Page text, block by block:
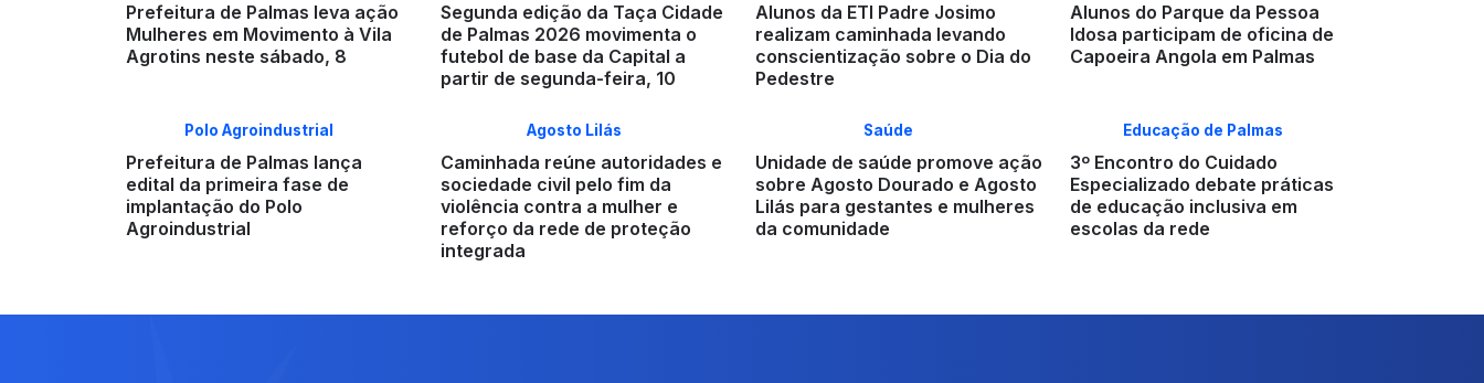
Prefeitura de Palmas leva ação
Mulheres em Movimento à Vila
Agrotins neste sábado, 8
Segunda edição da Taça Cidade
de Palmas 2026 movimenta o
futebol de base da Capital a
partir de segunda-feira, 10
Alunos da ETI Padre Josimo
realizam caminhada levando
conscientização sobre o Dia do
Pedestre
Alunos do Parque da Pessoa
Idosa participam de oficina de
Capoeira Angola em Palmas
Polo Agroindustrial
Prefeitura de Palmas lança
edital da primeira fase de
implantação do Polo
Agroindustrial
Agosto Lilás
Caminhada reúne autoridades e
sociedade civil pelo fim da
violência contra a mulher e
reforço da rede de proteção
integrada
Saúde
Unidade de saúde promove ação
sobre Agosto Dourado e Agosto
Lilás para gestantes e mulheres
da comunidade
Educação de Palmas
3º Encontro do Cuidado
Especializado debate práticas
de educação inclusiva em
escolas da rede